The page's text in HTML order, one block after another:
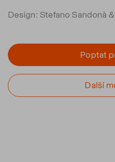
Design: Stefano Sandonà
Poptat
Další